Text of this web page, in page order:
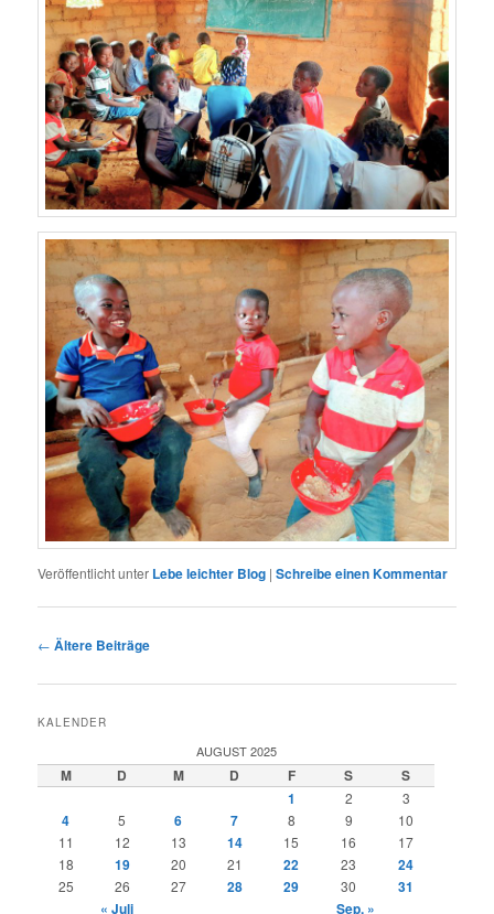
Veröffentlicht unter Lebe leichter Blog |Schreibe einen Kommentar
Beitragsnavigation
← Ältere Beiträge
KALENDER
AUGUST 2025
M D M D F S
S
1
2 3
4 5 6 7 8 9
10
11
12 13 14 15 16
17
18
19 20 21 22 23 24
25 26 27 28 29 30
31
« Juli
Sep. »